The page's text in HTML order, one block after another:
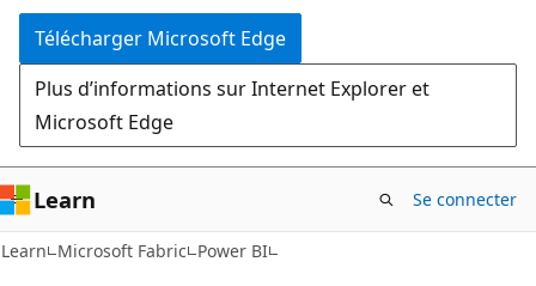
Télécharger Microsoft Edge
Plus d’informations sur Internet Explorer et
Microsoft Edge
Learn Se connecter
Learn Microsoft Fabric Power BI